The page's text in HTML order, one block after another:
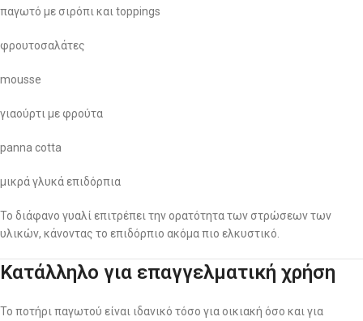
παγωτό με σιρόπι και toppings
φρουτοσαλάτες
mousse
γιαούρτι με φρούτα
panna cotta
μικρά γλυκά επιδόρπια
Το διάφανο γυαλί επιτρέπει την ορατότητα των στρώσεων των
υλικών, κάνοντας το επιδόρπιο ακόμα πιο ελκυστικό.
Κατάλληλο για επαγγελματική χρήση
Το ποτήρι παγωτού είναι ιδανικό τόσο για οικιακή όσο και για